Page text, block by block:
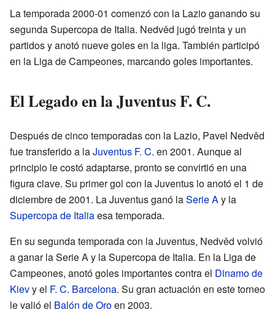
La temporada 2000-01 comenzó con la Lazio ganando su
segunda Supercopa de Italia. Nedvěd jugó treinta y un
partidos y anotó nueve goles en la liga. También participó
en la Liga de Campeones, marcando goles importantes.
El Legado en la Juventus F. C.
Después de cinco temporadas con la Lazio, Pavel Nedvěd
fue transferido a laJuventus F. C. en 2001. Aunque al
principio le costó adaptarse, pronto se convirtió en una
figura clave. Su primer gol con la Juventus lo anotó el 1 de
diciembre de 2001. La Juventus ganó laSerie Ay la
Supercopa de Italiaesa temporada.
En su segunda temporada con la Juventus, Nedvěd volvió
a ganar la Serie A y la Supercopa de Italia. En la Liga de
Campeones, anotó goles importantes contra el Dinamo de
Kievy el F. C. Barcelona. Su gran actuación en este torneo
le valió el Balón de Oroen 2003.